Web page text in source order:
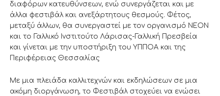
διαφόρων κατευθύνσεων, ενώ συνεργάζεται και με
άλλα φεστιβάλ και ανεξάρτητους θεσμούς. Φέτος,
μεταξύ άλλων, θα συνεργαστεί με τον οργανισμό ΝΕΟΝ
και το Γαλλικό Ινστιτούτο Λάρισας-Γαλλική Πρεσβεία
και γίνεται με την υποστήριξη του ΥΠΠΟΑ και της
Περιφέρειας Θεσσαλίας
Με μια πλειάδα καλλιτεχνών και εκδηλώσεων σε μια
ακόμη διοργάνωση, το Φεστιβάλ στοχεύει να ενώσει